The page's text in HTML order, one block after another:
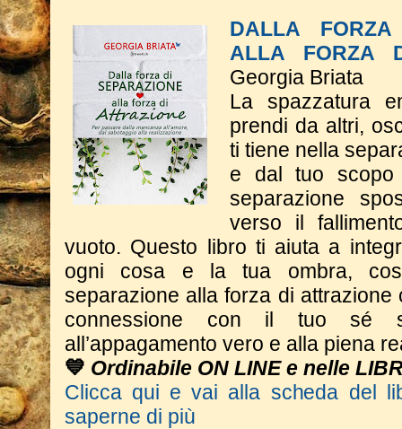
DALLA FORZA
ALLA FORZA
Georgia Briata
La spazzatura
prendi da altri,
ti tiene nella
e dal tuo
separazione
verso il
vuoto. Questo libro ti aiuta a
ogni cosa e la tua ombra,
separazione alla forza di attrazione
connessione con il tuo sé
all’appagamento vero e alla piena
💙 Ordinabile ON LINE e nelle
Clicca qui e vai alla scheda del
saperne di più